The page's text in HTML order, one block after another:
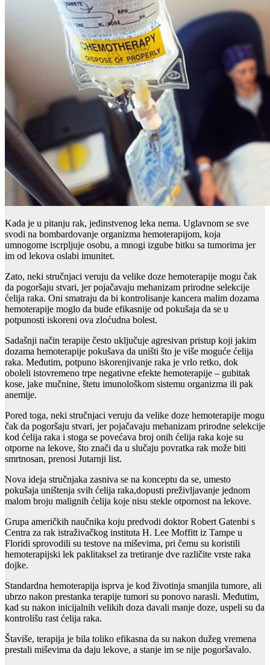
Kada je u pitanju rak, jedinstvenog leka nema. Uglavnom se sve
svodi na bombardovanje organizma hemoterapijom, koja
umnogome iscrpljuje osobu, a mnogi izgube bitku sa tumorima jer
im od lekova oslabi imunitet.
Zato, neki stručnjaci veruju da velike doze hemoterapije mogu čak
da pogoršaju stvari, jer pojačavaju mehanizam prirodne selekcije
ćelija raka. Oni smatraju da bi kontrolisanje kancera malim dozama
hemoterapije moglo da bude efikasnije od pokušaja da se u
potpunosti iskoreni ova zloćudna bolest.
Sadašnji način terapije često uključuje agresivan pristup koji jakim
dozama hemoterapije pokušava da uništi što je više moguće ćelija
raka. Međutim, potpuno iskorenjivanje raka je vrlo retko, dok
oboleli istovremeno trpe negativne efekte hemoterapije – gubitak
kose, jake mučnine, štetu imunološkom sistemu organizma ili pak
anemije.
Pored toga, neki stručnjaci veruju da velike doze hemoterapije mogu
čak da pogoršaju stvari, jer pojačavaju mehanizam prirodne selekcije
kod ćelija raka i stoga se povećava broj onih ćelija raka koje su
otporne na lekove, što znači da u slučaju povratka rak može biti
smrtnosan, prenosi Jutarnji list.
Nova ideja stručnjaka zasniva se na konceptu da se, umesto
pokušaja uništenja svih ćelija raka,dopusti preživljavanje jednom
malom broju malignih ćelija koje nisu stekle otpornost na lekove.
Grupa američkih naučnika koju predvodi doktor Robert Gatenbi s
Centra za rak istraživačkog instituta H. Lee Moffitt iz Tampe u
Floridi sprovodili su testove na miševima, pri čemu su koristili
hemoterapijski lek paklitaksel za tretiranje dve različite vrste raka
dojke.
Standardna hemoterapija isprva je kod životinja smanjila tumore, ali
ubrzo nakon prestanka terapije tumori su ponovo narasli. Međutim,
kad su nakon inicijalnih velikih doza davali manje doze, uspeli su da
kontrolišu rast ćelija raka.
Štaviše, terapija je bila toliko efikasna da su nakon dužeg vremena
prestali miševima da daju lekove, a stanje im se nije pogoršavalo.